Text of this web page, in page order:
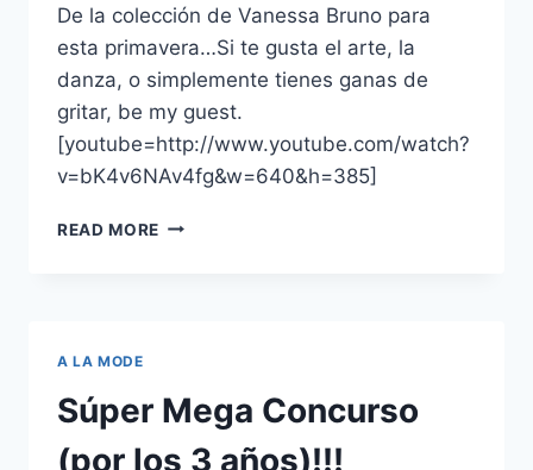
De la colección de Vanessa Bruno para
esta primavera…Si te gusta el arte, la
danza, o simplemente tienes ganas de
gritar, be my guest.
[youtube=http://www.youtube.com/watch?
v=bK4v6NAv4fg&w=640&h=385]
READ MORE VANESSA
UN
ESCAPE…
A LA MODE
Súper Mega Concurso
(por los 3 años)!!!